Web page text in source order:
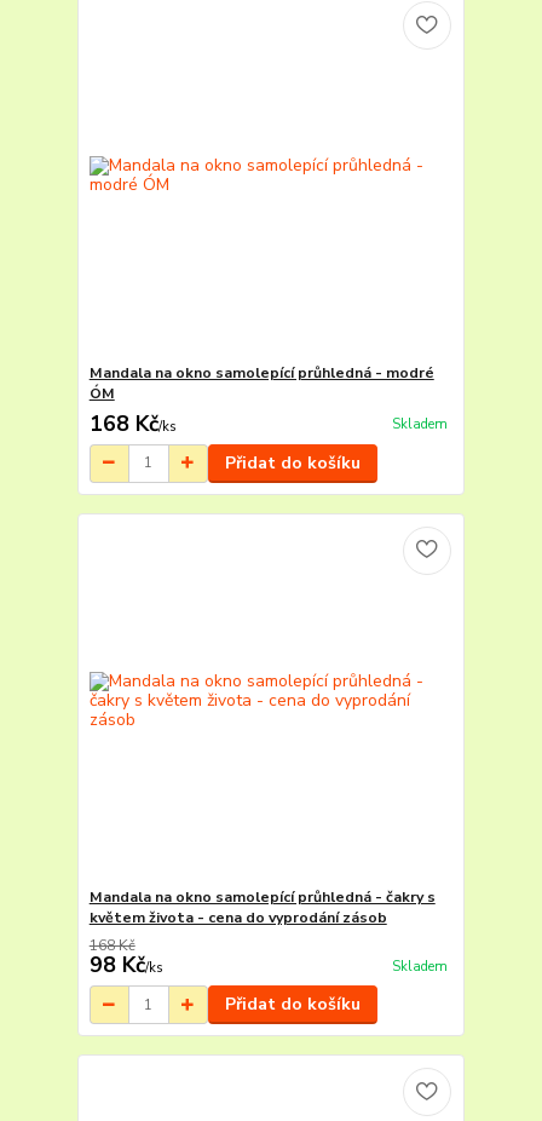
Mandala na okno samolepící průhledná - modré
ÓM
168 Kč/ks Skladem
Přidat do košíku
Mandala na okno samolepící průhledná - čakry s
květem života - cena do vyprodání zásob
168 Kč
98 Kč/ks Skladem
Přidat do košíku